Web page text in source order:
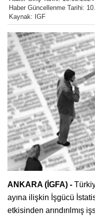
Haber Güncellenme Tarihi:
Kaynak: IGF
ANKARA (İGFA) -
ayına ilişkin İşgücü
etkisinden arındırılmış